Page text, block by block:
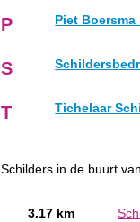
P Piet
S
T Tichelaar
Schilders in de buurt
3.17 km